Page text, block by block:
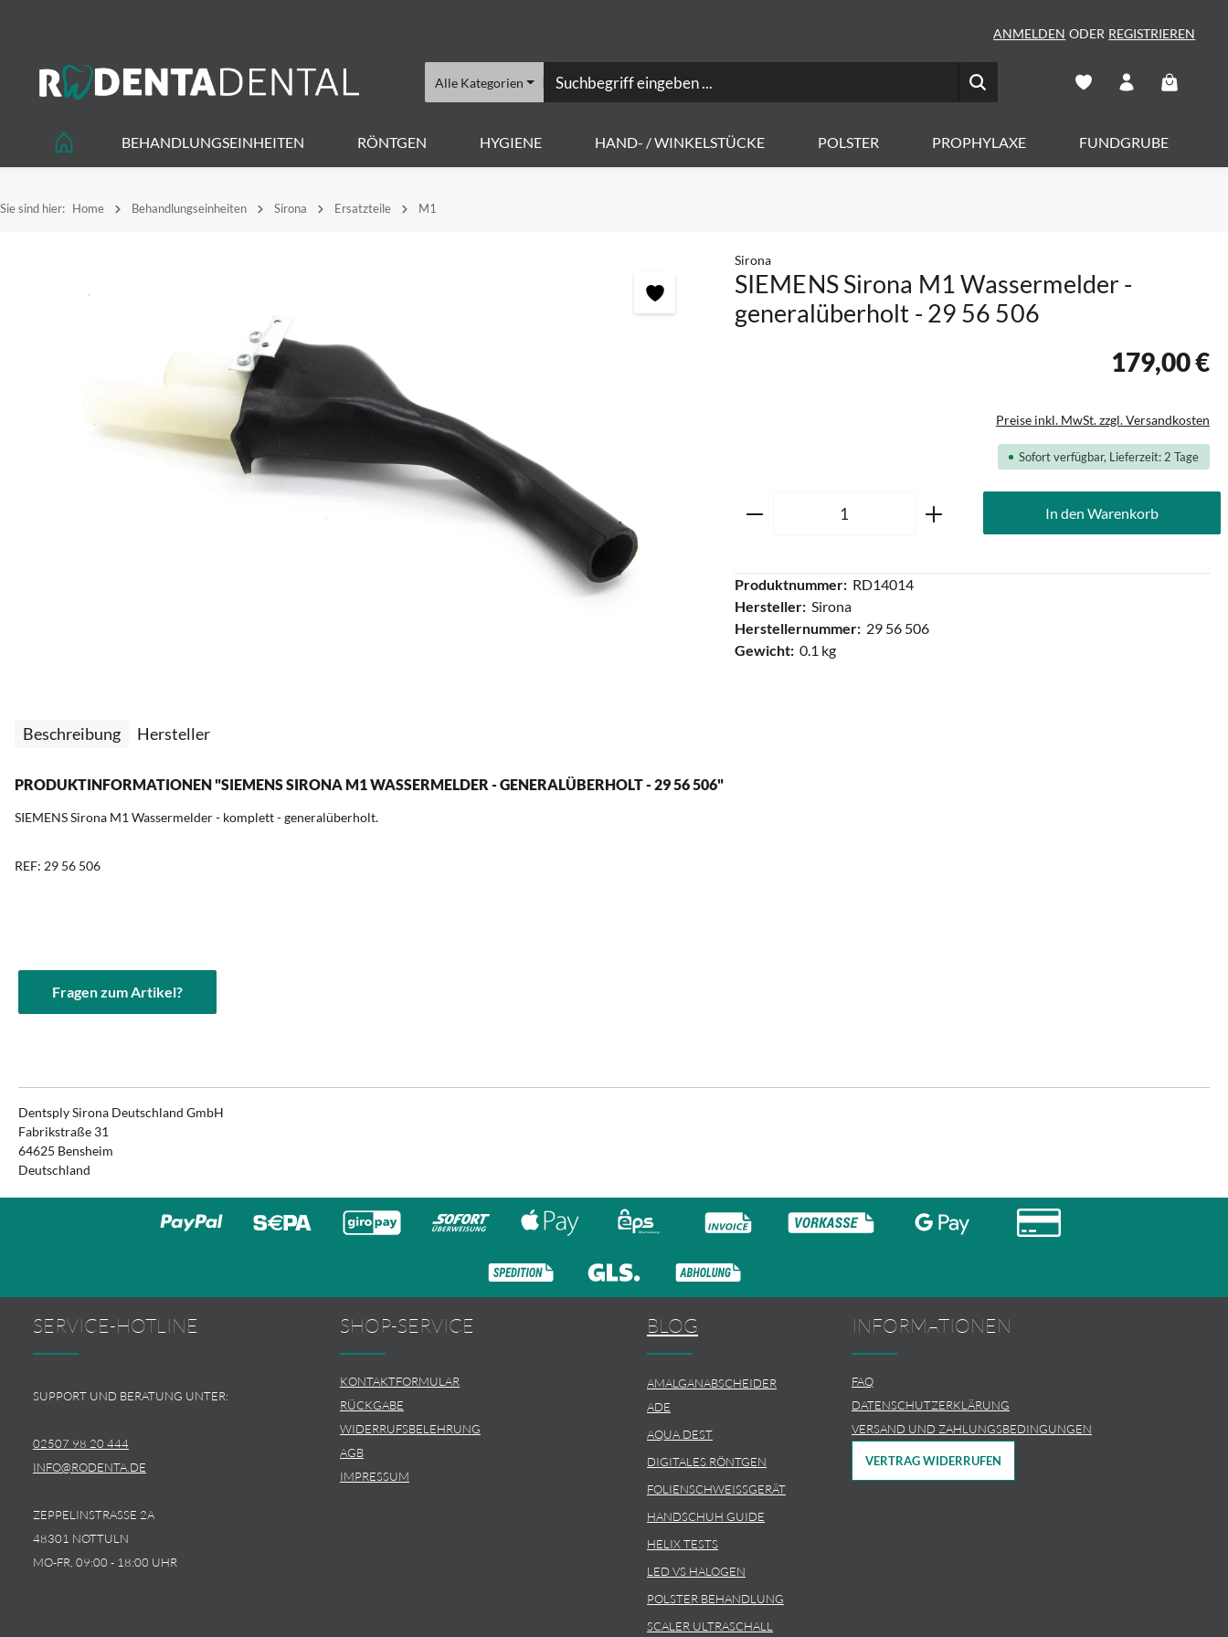
ANMELDEN ODER REGISTRIEREN
Alle Kategorien
BEHANDLUNGSEINHEITEN RÖNTGEN HYGIENE HAND- / WINKELSTÜCKE POLSTER PROPHYLAXE FUNDGRUBE
Sie sind hier: Home Behandlungseinheiten Sirona Ersatzteile M1
Sirona
SIEMENS Sirona M1 Wassermelder -
generalüberholt - 29 56 506
179,00 €
Preise inkl. MwSt. zzgl. Versandkosten
Sofort verfügbar, Lieferzeit: 2 Tage
Produkt Anzahl: Gib den gewünschten Wert ein
In den Warenkorb
Produktnummer: RD14014
Hersteller: Sirona
Herstellernummer: 29 56 506
Gewicht: 0.1 kg
Beschreibung Hersteller
PRODUKTINFORMATIONEN "SIEMENS SIRONA M1 WASSERMELDER - GENERALÜBERHOLT - 29 56 506"
SIEMENS Sirona M1 Wassermelder - komplett - generalüberholt.
REF: 29 56 506
Fragen zum Artikel?
Dentsply Sirona Deutschland GmbH
Fabrikstraße 31
64625 Bensheim
Deutschland
SERVICE-HOTLINE
SUPPORT UND BERATUNG UNTER:
02507 98 20 444
INFO@RODENTA.DE
ZEPPELINSTRASSE 2A
48301 NOTTULN
MO-FR, 09:00 - 18:00 UHR
SHOP-SERVICE
KONTAKTFORMULAR
RÜCKGABE
WIDERRUFSBELEHRUNG
AGB
IMPRESSUM
BLOG
AMALGANABSCHEIDER
ADE
AQUA DEST
DIGITALES RÖNTGEN
FOLIENSCHWEISSGERÄT
HANDSCHUH GUIDE
HELIX TESTS
LED VS HALOGEN
POLSTER BEHANDLUNG
SCALER ULTRASCHALL
INFORMATIONEN
FAQ
DATENSCHUTZERKLÄRUNG
VERSAND UND ZAHLUNGSBEDINGUNGEN
VERTRAG WIDERRUFEN